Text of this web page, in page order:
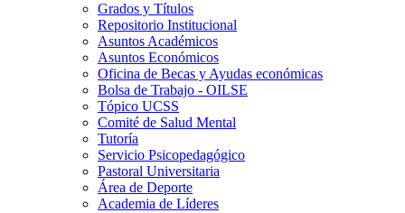
Grados y Títulos
Repositorio Institucional
Asuntos Académicos
Asuntos Económicos
Oficina de Becas y Ayudas económicas
Bolsa de Trabajo - OILSE
Tópico UCSS
Comité de Salud Mental
Tutoría
Servicio Psicopedagógico
Pastoral Universitaria
Área de Deporte
Academia de Líderes